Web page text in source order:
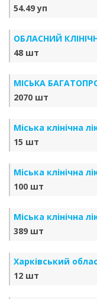
54.49 уп
ОБЛАСНИЙ
48 шт
МІСЬКА
2070 шт
Міська клінічна
15 шт
Міська клінічна
100 шт
Міська клінічна
389 шт
Харківський
12 шт